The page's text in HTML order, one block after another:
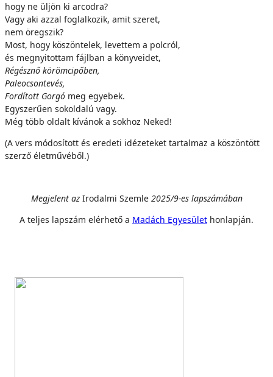
hogy ne üljön ki arcodra?
Vagy aki azzal foglalkozik, amit szeret,
nem öregszik?
Most, hogy köszöntelek, levettem a polcról,
és megnyitottam fájlban a könyveidet,
Régésznő körömcipőben,
Paleocsontevés,
Fordított Gorgó meg egyebek.
Egyszerűen sokoldalú vagy.
Még több oldalt kívánok a sokhoz Neked!
(A vers módosított és eredeti idézeteket tartalmaz a köszöntött
szerző életművéből.)
Megjelent az Irodalmi Szemle2025/9-es lapszámában
A teljes lapszám elérhető a Madách Egyesület honlapján.